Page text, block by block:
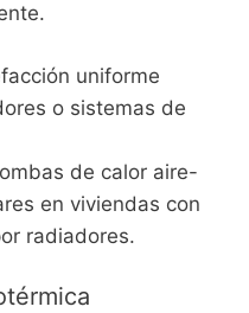
uniforme
o sistemas de
de calor aire-
en viviendas con
radiadores.